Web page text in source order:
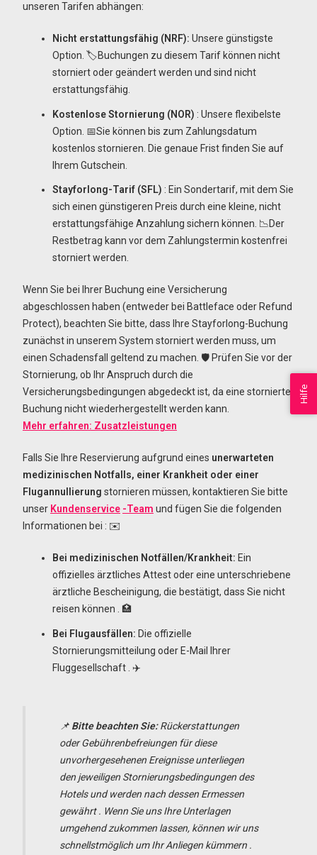
unseren Tarifen abhängen:
Nicht erstattungsfähig (NRF): Unsere günstigste
Option. 🏷️Buchungen zu diesem Tarif können nicht
storniert oder geändert werden und sind nicht
erstattungsfähig.
Kostenlose Stornierung (NOR) : Unsere flexibelste
Option. 📅Sie können bis zum Zahlungsdatum
kostenlos stornieren. Die genaue Frist finden Sie auf
Ihrem Gutschein.
Stayforlong-Tarif (SFL) : Ein Sondertarif, mit dem Sie
sich einen günstigeren Preis durch eine kleine, nicht
erstattungsfähige Anzahlung sichern können. 📉Der
Restbetrag kann vor dem Zahlungstermin kostenfrei
storniert werden.
Wenn Sie bei Ihrer Buchung eine Versicherung
abgeschlossen haben (entweder bei Battleface oder Refund
Protect), beachten Sie bitte, dass Ihre Stayforlong-Buchung
zunächst in unserem System storniert werden muss, um
einen Schadensfall geltend zu machen. 🛡️ Prüfen Sie vor der
Stornierung, ob Ihr Anspruch durch die
Versicherungsbedingungen abgedeckt ist, da eine stornierte
Buchung nicht wiederhergestellt werden kann.
Mehr erfahren: Zusatzleistungen
Falls Sie Ihre Reservierung aufgrund eines unerwarteten
medizinischen Notfalls, einer Krankheit oder einer
Flugannullierung stornieren müssen, kontaktieren Sie bitte
unser Kundenservice -Team und fügen Sie die folgenden
Informationen bei : ✉️
Bei medizinischen Notfällen/Krankheit: Ein
offizielles ärztliches Attest oder eine unterschriebene
ärztliche Bescheinigung, die bestätigt, dass Sie nicht
reisen können . 🏥
Bei Flugausfällen: Die offizielle
Stornierungsmitteilung oder E-Mail Ihrer
Fluggesellschaft
✈️
📌 Bitte beachten Sie:Rückerstattungen
oder Gebührenbefreiungen für diese
unvorhergesehenen Ereignisse unterliegen
den jeweiligen Stornierungsbedingungen des
Hotels und werden nach dessen Ermessen
gewährt . Wenn Sie uns Ihre Unterlagen
umgehend zukommen lassen, können wir uns
schnellstmöglich um Ihr Anliegen kümmern .
Hilfe